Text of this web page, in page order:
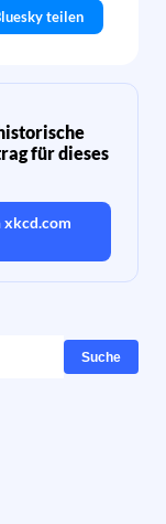
teilen
für dieses
xkcd.com
Suche